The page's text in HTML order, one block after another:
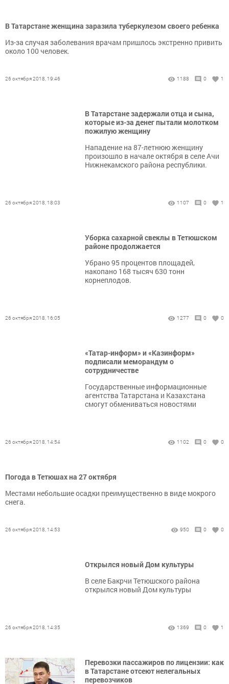
В Татарстане женщина заразила туберкулезом своего ребенка
Из-за случая заболевания врачам пришлось экстренно привить
около 100 человек.
26 октября 2018, 19:46 1188 0 1
В Татарстане задержали отца и сына,
которые из-за денег пытали молотком
пожилую женщину
Нападение на 87-летнюю женщину
произошло в начале октября в селе Ачи
Нижнекамского района республики.
26 октября 2018, 18:03 1107 0 1
Уборка сахарной свеклы в Тетюшском
районе продолжается
Убрано 95 процентов площадей,
накопано 168 тысяч 630 тонн
корнеплодов.
26 октября 2018, 16:05 1277 0 0
«Татар-информ» и «Казинформ»
подписали меморандум о
сотрудничестве
Государственные информационные
агентства Татарстана и Казахстана
смогут обмениваться новостями
26 октября 2018, 14:54 1102 0 0
Погода в Тетюшах на 27 октября
Местами небольшие осадки преимущественно в виде мокрого
снега.
26 октября 2018, 14:53 950 0 0
Открылся новый Дом культуры
В селе Бакрчи Тетюшского района
открылся новый Дом культуры
26 октября 2018, 14:35 1369 0 1
Перевозки пассажиров по лицензии: как
в Татарстане отсеют нелегальных
перевозчиков